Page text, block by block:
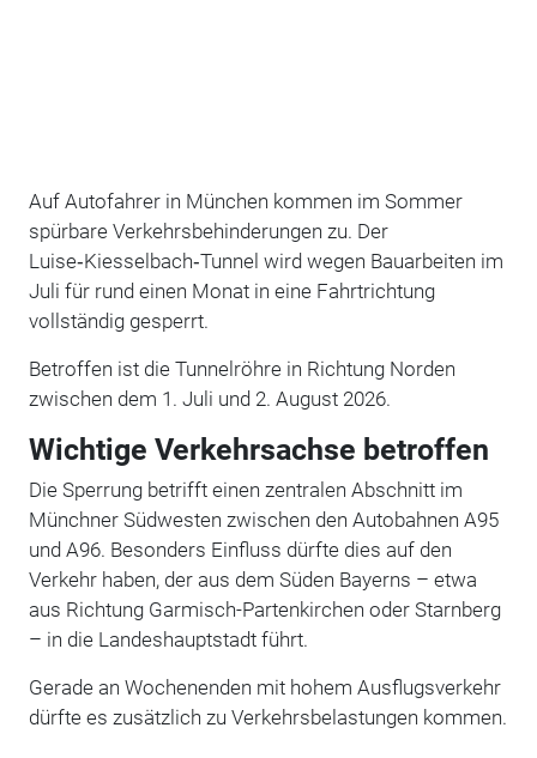
Auf Autofahrer in München kommen im Sommer
spürbare Verkehrsbehinderungen zu. Der
Luise‑Kiesselbach‑Tunnel wird wegen Bauarbeiten im
Juli für rund einen Monat in eine Fahrtrichtung
vollständig gesperrt.
Betroffen ist die Tunnelröhre in Richtung Norden
zwischen dem 1. Juli und 2. August 2026.
Wichtige Verkehrsachse betroffen
Die Sperrung betrifft einen zentralen Abschnitt im
Münchner Südwesten zwischen den Autobahnen A95
und A96. Besonders Einfluss dürfte dies auf den
Verkehr haben, der aus dem Süden Bayerns – etwa
aus Richtung Garmisch-Partenkirchen oder Starnberg
– in die Landeshauptstadt führt.
Gerade an Wochenenden mit hohem Ausflugsverkehr
dürfte es zusätzlich zu Verkehrsbelastungen kommen.